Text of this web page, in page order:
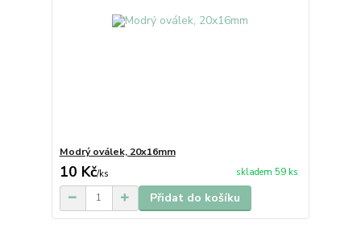
Modrý oválek, 20x16mm
10 Kč/ks skladem 59 ks
Přidat do košíku